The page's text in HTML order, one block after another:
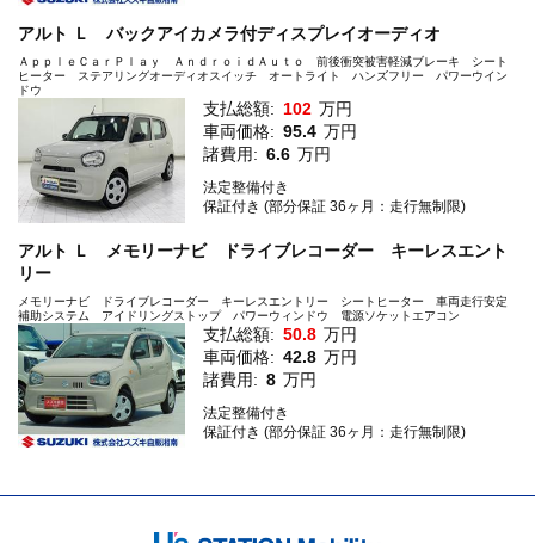
アルト Ｌ バックアイカメラ付ディスプレイオーディオ
ＡｐｐｌｅＣａｒＰｌａｙ ＡｎｄｒｏｉｄＡｕｔｏ 前後衝突被害軽減ブレーキ シート
ヒーター ステアリングオーディオスイッチ オートライト ハンズフリー パワーウイン
ドウ
支払総額: 102 万円
車両価格: 95.4 万円
諸費用: 6.6 万円
法定整備付き
保証付き (部分保証 36ヶ月：走行無制限)
アルト Ｌ メモリーナビ ドライブレコーダー キーレスエント
リー
メモリーナビ ドライブレコーダー キーレスエントリー シートヒーター 車両走行安定
補助システム アイドリングストップ パワーウィンドウ 電源ソケットエアコン
支払総額: 50.8 万円
車両価格: 42.8 万円
諸費用: 8 万円
法定整備付き
保証付き (部分保証 36ヶ月：走行無制限)